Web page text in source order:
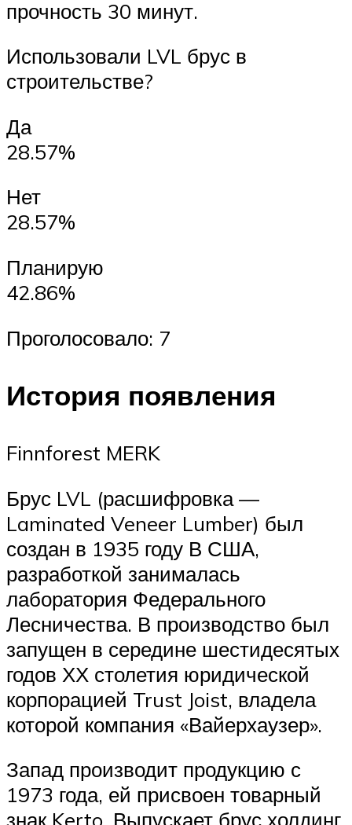
прочность 30 минут.
Использовали LVL брус в
строительстве?
Да
28.57%
Нет
28.57%
Планирую
42.86%
Проголосовало: 7
История появления
Finnforest MERK
Брус LVL (расшифровка —
Laminated Veneer Lumber) был
создан в 1935 году В США,
разработкой занималась
лаборатория Федерального
Лесничества. В производство был
запущен в середине шестидесятых
годов ХХ столетия юридической
корпорацией Trust Joist, владела
которой компания «Вайерхаузер».
Запад производит продукцию с
1973 года, ей присвоен товарный
знак Kerto. Выпускает брус холдинг